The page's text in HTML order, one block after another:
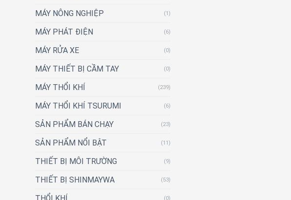
MÁY NÔNG NGHIỆP (1)
MÁY PHÁT ĐIỆN (6)
MÁY RỬA XE (0)
MÁY THIẾT BỊ CẦM TAY (0)
MÁY THỔI KHÍ (239)
MÁY THỔI KHÍ TSURUMI (6)
SẢN PHẨM BÁN CHẠY (23)
SẢN PHẨM NỔI BẬT (11)
THIẾT BỊ MÔI TRƯỜNG (9)
THIẾT BỊ SHINMAYWA (53)
(0)